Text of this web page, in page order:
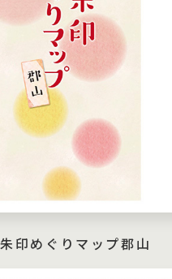
印めぐりマップ郡山